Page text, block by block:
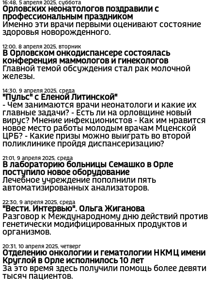
16:48, 5 апреля 2025, суббота
Орловских неонатологов поздравили с
профессиональным праздником
Именно эти врачи первыми оценивают состояние
здоровья новорожденного.
12:00, 8 апреля 2025, вторник
В Орловском онкодиспансере состоялась
конференция маммологов и гинекологов
Главной темой обсуждения стал рак молочной
железы.
14:30, 9 апреля 2025, среда
"Пульс" с Еленой Литинской"
- Чем занимаются врачи неонатологи и какие их
главные задачи? - Есть ли на орловщине новый
вирус? Мнение инфекционистов - Как им нравится
новое место работы молодым врачам Мценской
ЦРБ? - Какие призы можно выиграть во второй
поликлинике пройдя диспансеризацию?
21:01, 9 апреля 2025, среда
В лабораторию больницы Семашко в Орле
поступило новое оборудование
Лечебное учреждение пополнили пять
автоматизированных анализаторов.
22:30, 9 апреля 2025, среда
"Вести. Интервью". Ольга Жиганова
Разговор к Международному дню действий против
генетически модифицированных продуктов и
организмов.
20:31, 10 апреля 2025, четверг
Отделению онкологии и гематологии НКМЦ имени
Круглой в Орле исполнилось 10 лет
За это время здесь получили помощь более девяти
тысяч пациентов.